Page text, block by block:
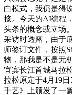
白模式，我仍是得
接。今天的AI编程
头条的概念或立场
采访时透露，由于
师签订文件，按照
物，那我是不是无
宜宾长江首城马拉
拉松原定于4月19
手艺》上颁发了一